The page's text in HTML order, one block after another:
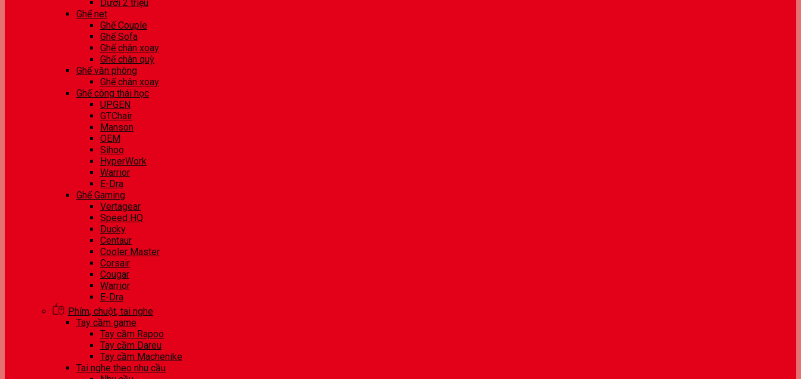
Dưới 2 triệu
Ghế net
Ghế Couple
Ghế Sofa
Ghế chân xoay
Ghế chân quỳ
Ghế văn phòng
Ghế chân xoay
Ghế công thái học
UPGEN
GTChair
Manson
OEM
Sihoo
HyperWork
Warrior
E-Dra
Ghế Gaming
Vertagear
Speed HQ
Ducky
Centaur
Cooler Master
Corsair
Cougar
Warrior
E-Dra
Phím, chuột, tai nghe
Tay cầm game
Tay cầm Rapoo
Tay cầm Dareu
Tay cầm Machenike
Tai nghe theo nhu cầu